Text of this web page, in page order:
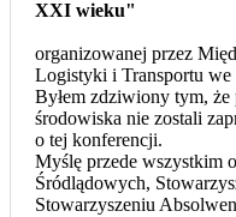
XXI wieku"
organizowanej przez
Logistyki i Transportu we
Byłem zdziwiony tym, że
środowiska nie zostali
o tej konferencji.
Myślę przede wszystkim
Śródlądowych,
Stowarzyszeniu